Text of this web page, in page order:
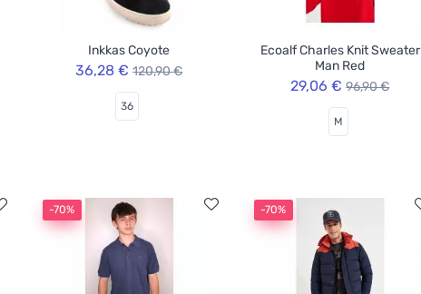
Inkkas Coyote
36,28 € 120,90 €
36
Ecoalf Charles Knit Sweater
Man Red
29,06 € 96,90 €
M
-70% -70%